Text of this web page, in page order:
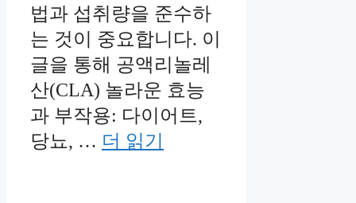
법과 섭취량을 준수하
는 것이 중요합니다. 이
글을 통해 공액리놀레
산(CLA) 놀라운 효능
과 부작용: 다이어트,
당뇨, … 더 읽기